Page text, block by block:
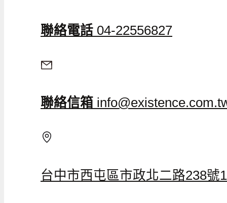
聯絡電話 04-22556827
聯絡信箱
台中市西屯區市政北二路238號